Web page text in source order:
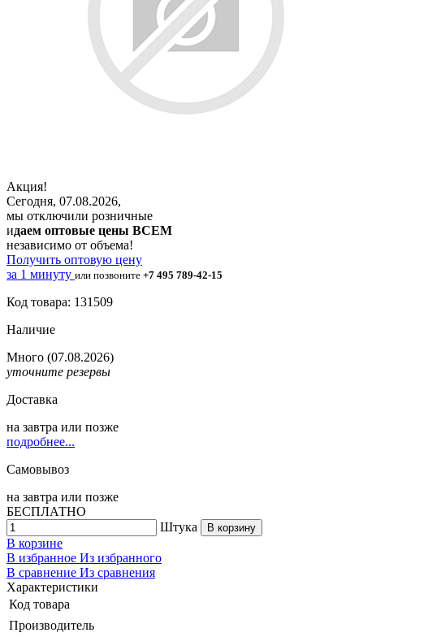
Акция!
Сегодня, 07.08.2026,
мы отключили розничные
идаем оптовые цены ВСЕМ
независимо от объема!
Получить оптовую цену
за 1 минуту или позвоните +7 495 789-42-15
Код товара: 131509
Наличие
Много (07.08.2026)
уточните резервы
Доставка
на завтра или позже
подробнее...
Самовывоз
на завтра или позже
БЕСПЛАТНО
Штука
В корзину
В корзине
В избранное Из избранного
В сравнение Из сравнения
Характеристики
Код товара
Производитель